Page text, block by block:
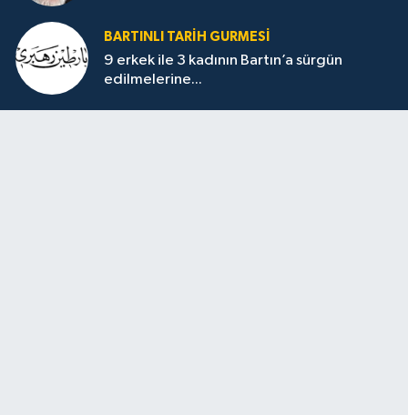
BARTINLI TARIH GURMESI
9 erkek ile 3 kadının Bartın’a sürgün
edilmelerine...